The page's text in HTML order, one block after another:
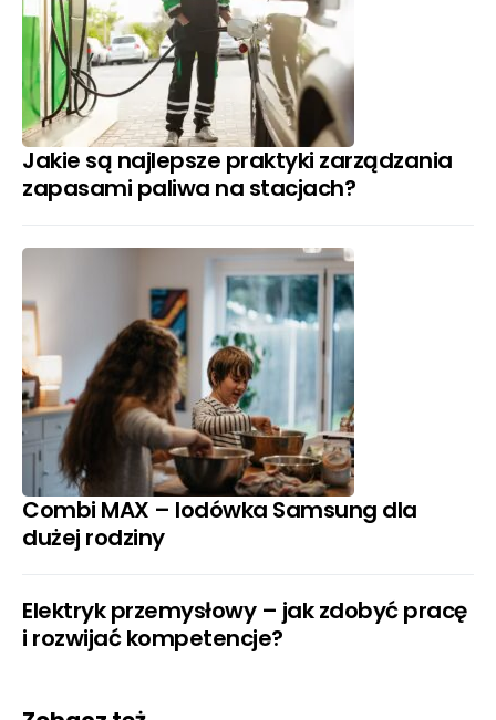
Jakie są najlepsze praktyki zarządzania
zapasami paliwa na stacjach?
Combi MAX – lodówka Samsung dla
dużej rodziny
Elektryk przemysłowy – jak zdobyć pracę
i rozwijać kompetencje?